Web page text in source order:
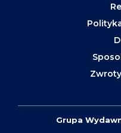
Grupa